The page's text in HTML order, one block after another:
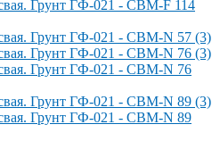
Грунт ГФ-021 - СВМ-F 114
Грунт ГФ-021 - СВМ-N 57 (3)
Грунт ГФ-021 - СВМ-N 76 (3)
Грунт ГФ-021 - СВМ-N 76
Грунт ГФ-021 - СВМ-N 89 (3)
Грунт ГФ-021 - СВМ-N 89